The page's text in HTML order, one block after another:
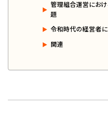
管理組合運営にお
題
令和時代の経営者
関連
会社案内
会社概要
代表挨拶 »